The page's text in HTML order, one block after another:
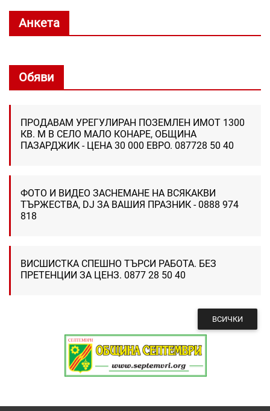
Анкета
Обяви
ПРОДАВАМ УРЕГУЛИРАН ПОЗЕМЛЕН ИМОТ 1300
КВ. М В СЕЛО МАЛО КОНАРЕ, ОБЩИНА
ПАЗАРДЖИК - ЦЕНА 30 000 ЕВРО. 087728 50 40
ФОТО И ВИДЕО ЗАСНЕМАНЕ НА ВСЯКАКВИ
ТЪРЖЕСТВА, DJ ЗА ВАШИЯ ПРАЗНИК - 0888 974
818
ВИСШИСТКА СПЕШНО ТЪРСИ РАБОТА. БЕЗ
ПРЕТЕНЦИИ ЗА ЦЕНЗ. 0877 28 50 40
ВСИЧКИ